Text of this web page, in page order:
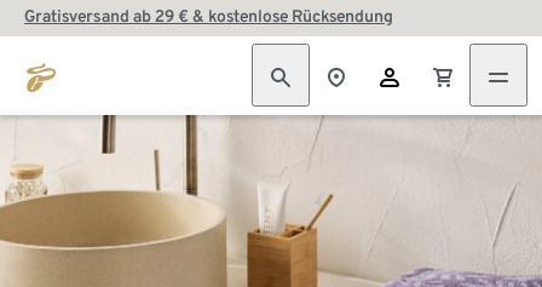
Gratisversand ab 29 € & kostenlose Rücksendung